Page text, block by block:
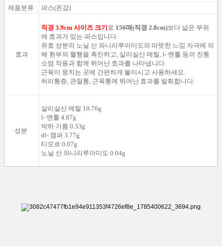
제품분류
파스(온감)
효과
직경 3.9cm 사이즈 크기 로 156매(직경 2.8cm)보다 넓은 부위
에 효과가 있는 파스입니다.
유효 성분의 노닐 산 와니리루아미도 의 따뜻한 느낌 자극에 의
해 환부의 혈행을 촉진하고 , 살리실산 메틸, l- 멘톨 등의 진통
소염 작용과 함께 뛰어난 효과를 나타냅니다.
근육이 뭉치는 곳에 간편하게 붙이시고 사용하세요.
허리통증, 관절통, 근육통에 뛰어난 효과를 발휘합니다.
성분
살리실산 메틸 10.76g
l- 멘톨 4.87g
박하 기름 0.53g
dl- 캠퍼 3.77g
티모르 0.07g
노닐 산 와니리루아미도 0.04g